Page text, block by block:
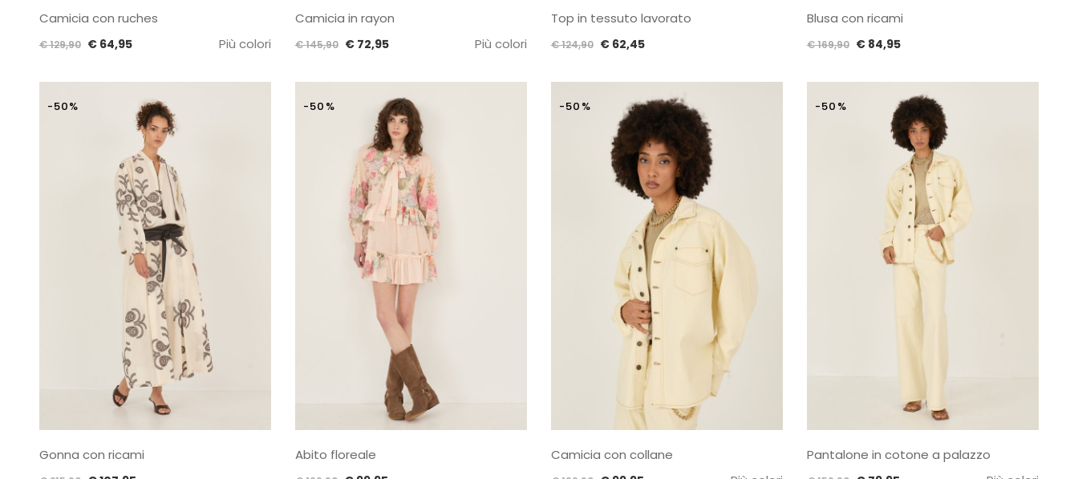
Camicia con ruches
€129,90 Il
originale
€ 129,90.
€64,95Il
attuale
€ 64,95.
Più colori
Camicia in rayon
€145,90 Il
originale
€ 145,90.
€72,95Il
attuale
è:
€ 72,95.
Più colori
Top in tessuto lavorato
€124,90 Il
originale
€ 124,90.
€62,45Il
attuale
è:
€ 62,45.
Blusa con ricami
€169,90 Il
originale
€ 169,90.
€84,95Il
attuale
è:
€ 84,95.
-50%
Gonna con ricami
-50%
Abito floreale
-50%
Camicia con collane
-50%
Pantalone in cotone a palazzo